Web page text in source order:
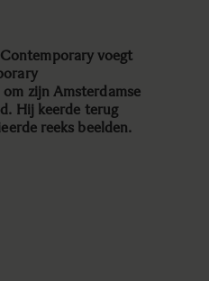
voegt
zijn Amsterdamse
Hij keerde terug
reeks beelden.